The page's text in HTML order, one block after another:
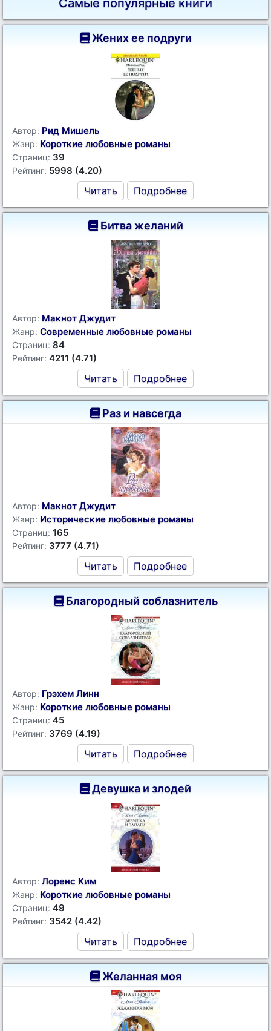
Самые популярные книги
Жених ее подруги
Автор: Рид Мишель
Жанр: Короткие любовные романы
Страниц: 39
Рейтинг: 5998 (4.20)
Читать Подробнее
Битва желаний
Автор: Макнот Джудит
Жанр: Современные любовные романы
Страниц: 84
Рейтинг: 4211 (4.71)
Читать Подробнее
Раз и навсегда
Автор: Макнот Джудит
Жанр: Исторические любовные романы
Страниц: 165
Рейтинг: 3777 (4.71)
Читать Подробнее
Благородный соблазнитель
Автор: Грэхем Линн
Жанр: Короткие любовные романы
Страниц: 45
Рейтинг: 3769 (4.19)
Читать Подробнее
Девушка и злодей
Автор: Лоренс Ким
Жанр: Короткие любовные романы
Страниц: 49
Рейтинг: 3542 (4.42)
Читать Подробнее
Желанная моя